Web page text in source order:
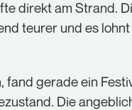
direkt am Strand.
teurer und es
fand gerade ein
Die